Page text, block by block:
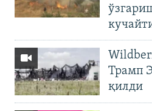
Трамп
қилди